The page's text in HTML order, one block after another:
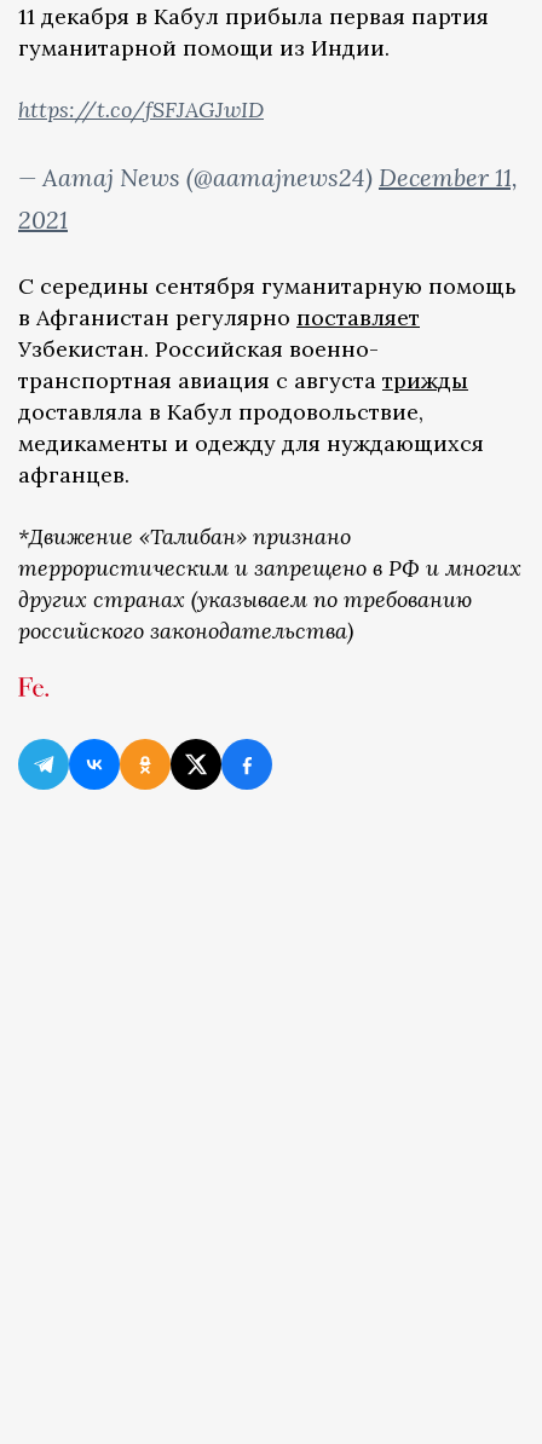
11 декабря в Кабул прибыла первая партия
гуманитарной помощи из Индии.
https://t.co/fSFJAGJwID
— Aamaj News (@aamajnews24) December 11,
2021
С середины сентября гуманитарную помощь
в Афганистан регулярно поставляет
Узбекистан. Российская военно-
транспортная авиация с августа трижды
доставляла в Кабул продовольствие,
медикаменты и одежду для нуждающихся
афганцев.
*Движение «Талибан» признано
террористическим и запрещено в РФ и многих
других странах (указываем по требованию
российского законодательства)